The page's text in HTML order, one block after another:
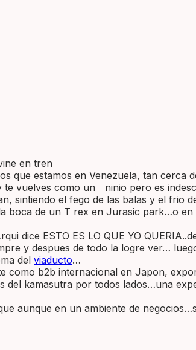
en tren
que estamos en Venezuela, tan cerca
vuelves como un ninio pero es
sintiendo el fego de las balas y el
de un T rex en Jurasic park…o
dice ESTO ES LO QUE YO
y despues de todo la logre ver…
del viaducto…
como b2b internacional en Japon,
kamasutra por todos lados…una
aunque en un ambiente de